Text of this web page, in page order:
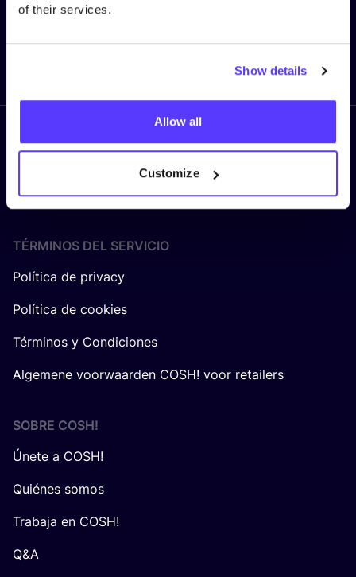
of their services.
Show details
Allow all
Customize
Síguenos
TÉRMINOS DEL SERVICIO
Política de privacy
Política de cookies
Términos y Condiciones
Algemene voorwaarden COSH! voor retailers
SOBRE COSH!
Únete a COSH!
Quiénes somos
Trabaja en COSH!
Q&A